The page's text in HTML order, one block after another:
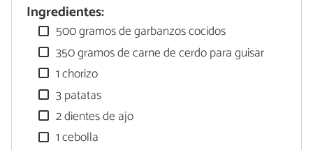
Ingredientes:
500 gramos de garbanzos cocidos
350 gramos de carne de cerdo para guisar
1 chorizo
3 patatas
2 dientes de ajo
1 cebolla